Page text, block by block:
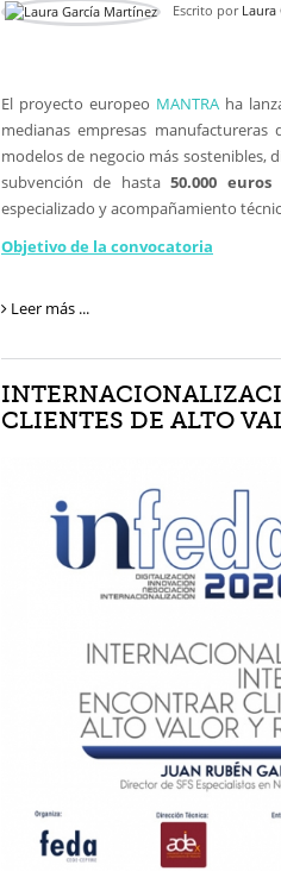
Escrito por Laura
El proyecto europeo MANTRA ha
medianas empresas
modelos de negocio más sostenibles,
subvención de hasta50.000
especializado y acompañamiento
Objetivo de la convocatoria
Leer más ...
CLIENTES DE ALTO